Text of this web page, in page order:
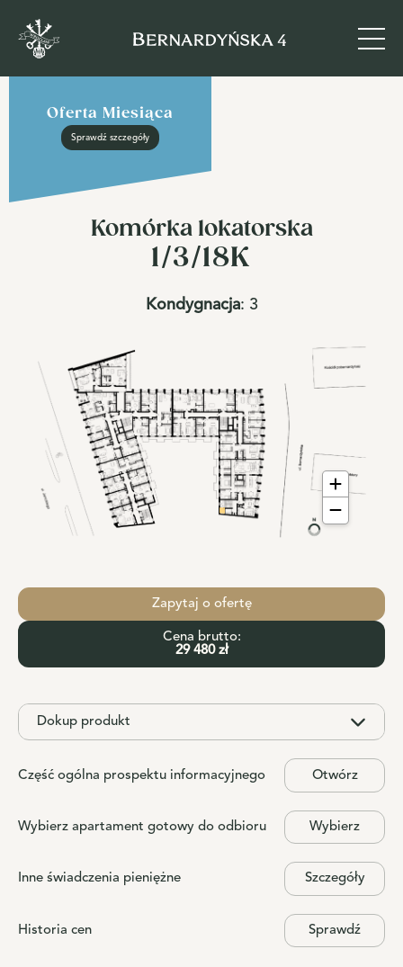
Oferta Miesiąca
Sprawdź szczegóły
Komórka lokatorska
1/3/18K
Kondygnacja: 3
Cena brutto:
29 480 zł
Zapytaj o ofertę
Dokup produkt
Część ogólna prospektu informacyjnego Otwórz
Wybierz apartament gotowy do odbioru Wybierz
Inne świadczenia pieniężne Szczegóły
Historia cen Sprawdź